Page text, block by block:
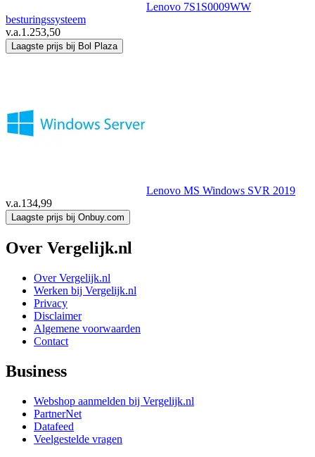
Lenovo 7S1S0009WW
besturingssysteem
v.a.1.253,50
Laagste prijs bij Bol Plaza
Lenovo MS Windows SVR 2019
v.a.134,99
Laagste prijs bij Onbuy.com
Over Vergelijk.nl
Over Vergelijk.nl
Werken bij Vergelijk.nl
Privacy
Disclaimer
Algemene voorwaarden
Contact
Business
Webshop aanmelden bij Vergelijk.nl
PartnerNet
Datafeed
Veelgestelde vragen